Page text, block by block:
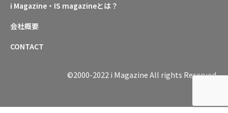
i Magazine・IS magazineとは？
会社概要
CONTACT
©2000-2022 i Magazine All rights Reserved.